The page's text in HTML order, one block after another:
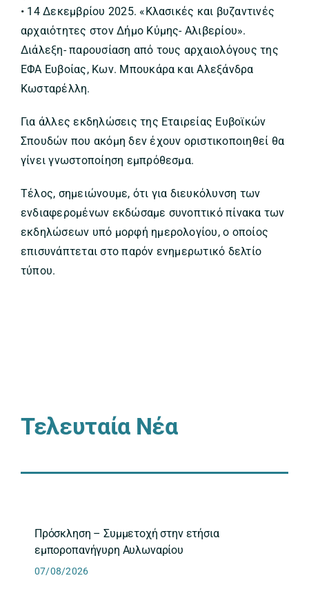
• 14 Δεκεμβρίου 2025. «Κλασικές και βυζαντινές
αρχαιότητες στον Δήμο Κύμης- Αλιβερίου».
Διάλεξη- παρουσίαση από τους αρχαιολόγους της
ΕΦΑ Ευβοίας, Κων. Μπουκάρα και Αλεξάνδρα
Κωσταρέλλη.
Για άλλες εκδηλώσεις της Εταιρείας Ευβοϊκών
Σπουδών που ακόμη δεν έχουν οριστικοποιηθεί θα
γίνει γνωστοποίηση εμπρόθεσμα.
Τέλος, σημειώνουμε, ότι για διευκόλυνση των
ενδιαφερομένων εκδώσαμε συνοπτικό πίνακα των
εκδηλώσεων υπό μορφή ημερολογίου, ο οποίος
επισυνάπτεται στο παρόν ενημερωτικό δελτίο
τύπου.
Τελευταία Νέα
Πρόσκληση – Συμμετοχή στην ετήσια
εμποροπανήγυρη Αυλωναρίου
07/08/2026